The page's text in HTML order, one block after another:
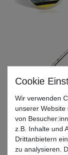
Wir verwenden
unserer
von
z.B. Inhalte und
Drittanbietern
zu analysieren.